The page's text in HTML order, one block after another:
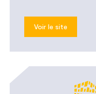
Voir le site